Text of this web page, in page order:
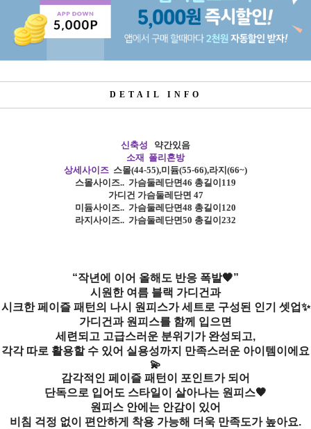
DETAIL INFO
신축성
약간있음
소재 폴리혼방
상세사이즈 스몰(44-55),미듐(55-66),라지 (66~)
스몰사이즈.. 가슴둘레단면46 총길이119
가디건 가슴둘레단면 47
미듐사이즈.. 가슴둘레단면48 총길이120
라지사이즈.. 가슴둘레단면50 총길이232
“작년에 이어 올해도 반응 폭발🖤”
시원한 여름 블랙 가디건과
시크한 페이즐 패턴의 나시 원피스가 세트로 구성된 인기 셋업✨
가디건과 원피스를 함께 입으면
세련되고 고급스러운 분위기가 완성되고,
각각 따로 활용할 수 있어 실용성까지 만족스러운 아이템이에요
💫
감각적인 페이즐 패턴이 포인트가 되어
단독으로 입어도 스타일이 살아나는 원피스🖤
원피스 안에는 안감이 있어
비침 걱정 없이 편안하게 착용 가능해 더욱 만족도가 높아요.